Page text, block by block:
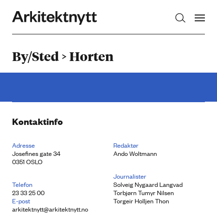
By/Sted > Horten
Kontaktinfo
Adresse
Josefines gate 34
0351 OSLO
Telefon
23 33 25 00
E-post
arkitektnytt@arkitektnytt.no
Redaktør
Ando Woltmann
Journalister
Solveig Nygaard Langvad
Torbjørn Tumyr Nilsen
Torgeir Holljen Thon